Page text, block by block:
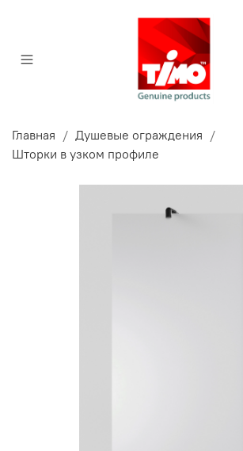
Главная
Душевые ограждения
Шторки в узком профиле